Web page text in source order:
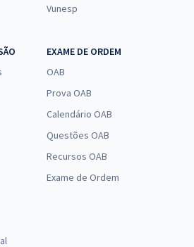
Comprar
do DF - Conhecimentos Específicos para
- Área: Regulação Econômica
à vista
R$25,99
do DF - Cargo: Consultor Técnico-
Vunesp
EXAME DE ORDEM
OAB
Prova OAB
Calendário OAB
Questões OAB
Recursos OAB
Exame de Ordem